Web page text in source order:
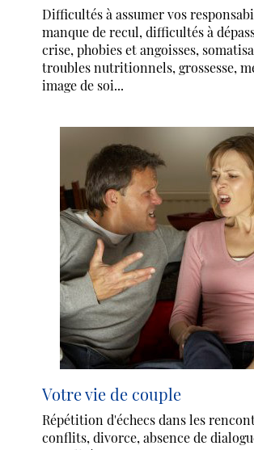
Difficultés à assumer vos
manque de recul, difficultés à
crise, phobies et angoisses,
troubles nutritionnels, grossesse,
image de soi...
Votre vie de couple
Répétition d'échecs dans les
conflits, divorce, absence de